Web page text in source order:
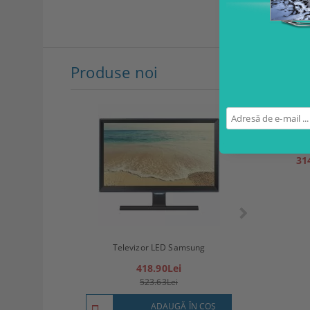
Produse noi
Televizor LED Samsung
418.90Lei
523.63Lei
ADAUGĂ ÎN COŞ